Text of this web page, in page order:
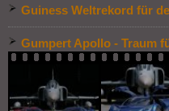
Guiness Weltrekord für
Gumpert Apollo - Traum